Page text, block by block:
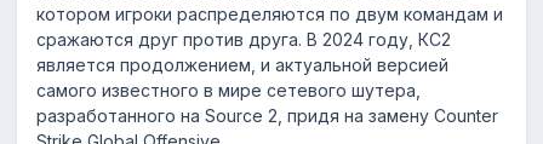
котором игроки распределяются по двум командам и
сражаются друг против друга. В 2024 году, КС2
является продолжением, и актуальной версией
самого известного в мире сетевого шутера,
разработанного на Source 2, придя на замену Counter